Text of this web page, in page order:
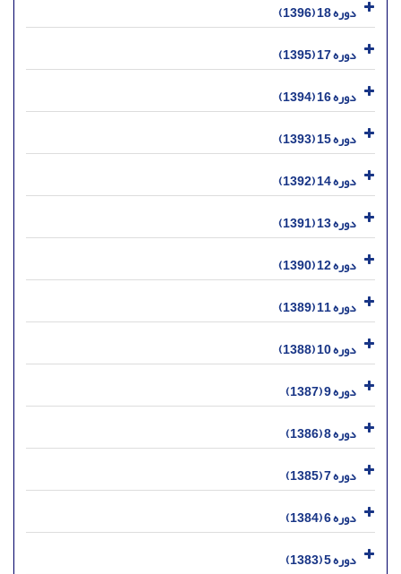
دوره 18 (1396)
دوره 17 (1395)
دوره 16 (1394)
دوره 15 (1393)
دوره 14 (1392)
دوره 13 (1391)
دوره 12 (1390)
دوره 11 (1389)
دوره 10 (1388)
دوره 9 (1387)
دوره 8 (1386)
دوره 7 (1385)
دوره 6 (1384)
دوره 5 (1383)